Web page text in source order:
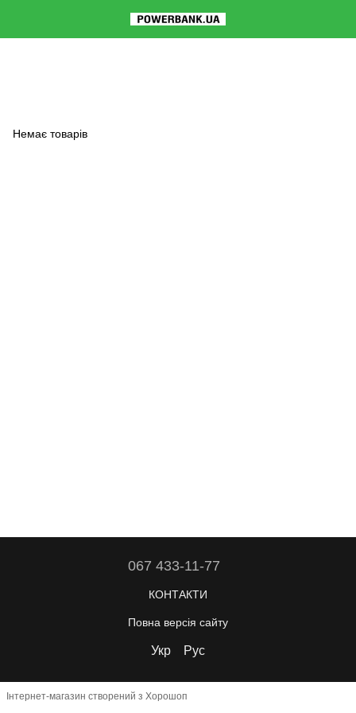
Немає товарів
067 433-11-77
КОНТАКТИ
Повна версія сайту
Укр Рус
Інтернет-магазин створений з Хорошоп